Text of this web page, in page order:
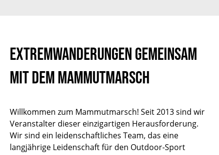
Extremwanderungen gemeinsam
mit dem Mammutmarsch
Willkommen zum Mammutmarsch! Seit 2013 sind wir
Veranstalter dieser einzigartigen Herausforderung.
Wir sind ein leidenschaftliches Team, das eine
langjährige Leidenschaft für den Outdoor-Sport